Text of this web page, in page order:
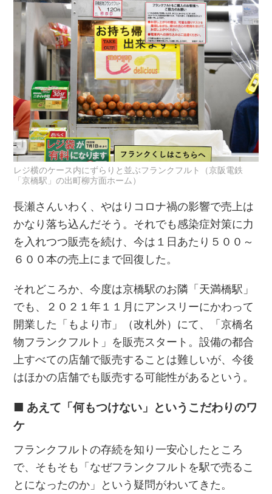
レジ横のケース内にずらりと並ぶフランクフルト（京阪電鉄
「京橋駅」の出町柳方面ホーム）
長瀬さんいわく、やはりコロナ禍の影響で売上は
かなり落ち込んだそう。それでも感染症対策に力
を入れつつ販売を続け、今は１日あたり５００～
６００本の売上にまで回復した。
それどころか、今度は京橋駅のお隣「天満橋駅」
でも、２０２１年１１月にアンスリーにかわって
開業した「もより市」（改札外）にて、「京橋名
物フランクフルト」を販売スタート。設備の都合
上すべての店舗で販売することは難しいが、今後
はほかの店舗でも販売する可能性があるという。
■ あえて「何もつけない」というこだわりのワ
ケ
フランクフルトの存続を知り一安心したところ
で、そもそも「なぜフランクフルトを駅で売るこ
とになったのか」という疑問がわいてきた。